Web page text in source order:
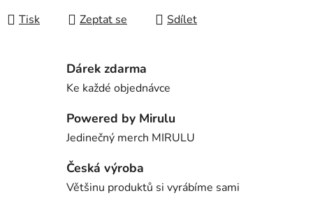
Tisk Zeptat se Sdílet
Dárek zdarma
Ke každé objednávce
Powered by Mirulu
Jedinečný merch MIRULU
Česká výroba
Většinu produktů si vyrábíme sami